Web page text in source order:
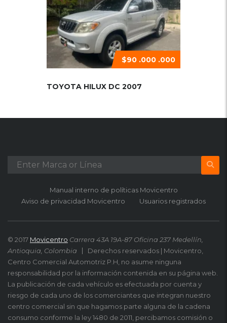
$90 .000 .000
TOYOTA HILUX DC 2007
Manual interno de políticas Movicentro
Aviso de privacidad Movicentro
Usuarios registrados
© 2017 Movicentro Carrera 43A 19A-87 Oficina 237 Medellín,
Antioquia, Colombia
Derechos reservados | Movicentro,
Centro Comercial Automotriz P.H, no asume ninguna
responsabilidad por la información contenida en su página web.
La publicación de cada vehículo es efectuada por cuenta y
riesgo de cada uno de los comerciantes que integran nuestro
centro comercial sin que hagamos parte alguna de la cadena
consumo conforme la ley 1480 de 2011, percibamos comisión o